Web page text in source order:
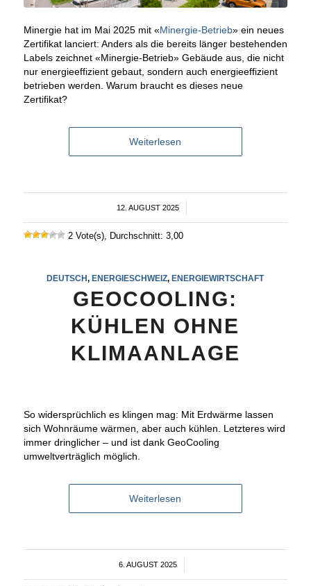
Minergie hat im Mai 2025 mit «Minergie-Betrieb» ein neues
Zertifikat lanciert: Anders als die bereits länger bestehenden
Labels zeichnet «Minergie-Betrieb» Gebäude aus, die nicht
nur energieeffizient gebaut, sondern auch energieeffizient
betrieben werden. Warum braucht es dieses neue
Zertifikat?
Weiterlesen
12. AUGUST 2025
/
2 Vote(s), Durchschnitt: 3,00
DEUTSCH, ENERGIESCHWEIZ, ENERGIEWIRTSCHAFT
GEOCOOLING:
KÜHLEN OHNE
KLIMAANLAGE
So widersprüchlich es klingen mag: Mit Erdwärme lassen
sich Wohnräume wärmen, aber auch kühlen. Letzteres wird
immer dringlicher – und ist dank GeoCooling
umweltverträglich möglich.
Weiterlesen
6. AUGUST 2025
/